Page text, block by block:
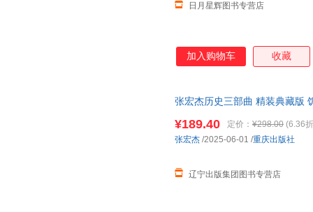
日月星辉图书专营店
加入购物车 收藏
张宏杰历史三部曲 精装典藏版
¥189.40 定价： ¥298.00 (6.36
辽宁出版集团图书专营店
张宏杰 /2025-06-01 /重庆出版社